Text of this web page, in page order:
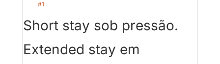
#1
Short stay sob pressão.
Extended stay em